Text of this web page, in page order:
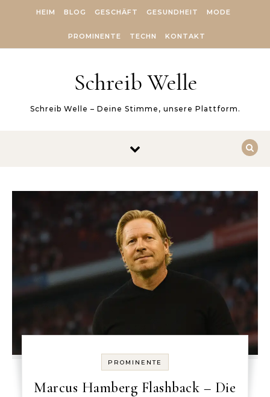
HEIM BLOG GESCHÄFT GESUNDHEIT MODE
PROMINENTE TECHN KONTAKT
Schreib Welle
Schreib Welle – Deine Stimme, unsere Plattform.
PROMINENTE
Marcus Hamberg Flashback – Die